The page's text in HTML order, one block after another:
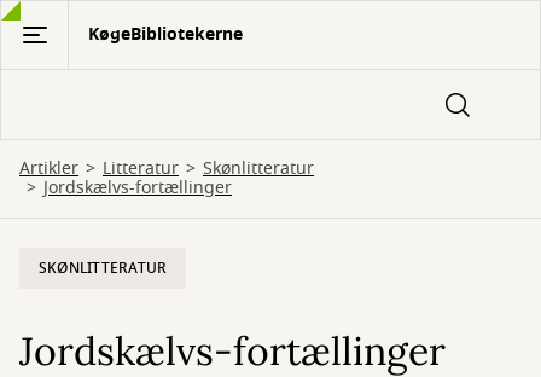
Gå
hovedindhold
KøgeBibliotekerne
Artikler Litteratur Skønlitteratur
Jordskælvs-fortællinger
SKØNLITTERATUR
Jordskælvs-fortællinger